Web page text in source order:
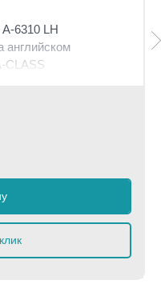
6310 LH
английском
CLASS